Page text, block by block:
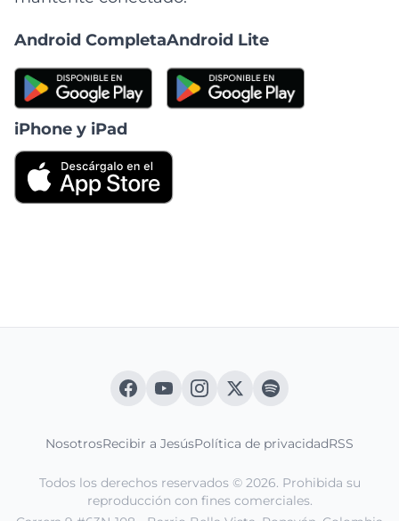
Android CompletaAndroid Lite
iPhone y iPad
NosotrosRecibir a JesúsPolítica de privacidadRSS
Todos los derechos reservados © 2026. Prohibida su
reproducción con fines comerciales.